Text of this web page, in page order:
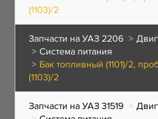
(1103)/2
Запчасти на УАЗ 2206
Система питания
Бак топливный (1101)/2,
(1103)/2
Запчасти на УАЗ 31519